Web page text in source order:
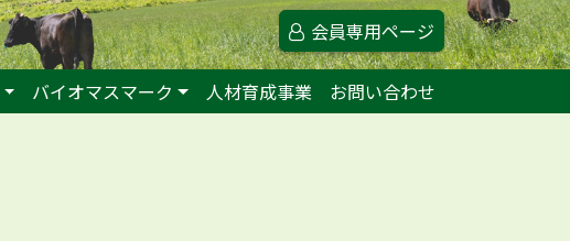
会員専用ページ
バイオマスマーク 人材育成事業 お問い合わせ